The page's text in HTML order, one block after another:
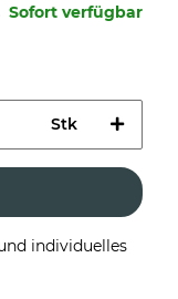
Sofort verfügbar
Stk
individuelles